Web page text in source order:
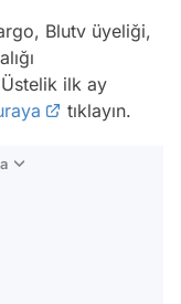
Blutv üyeliği,
ilk ay
tıklayın.